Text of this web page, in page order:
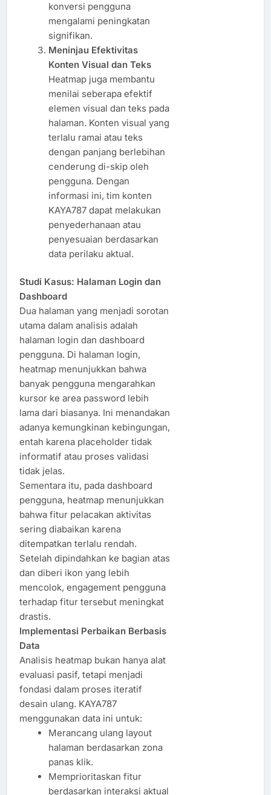
konversi pengguna
mengalami peningkatan
signifikan.
Meninjau Efektivitas
Konten Visual dan Teks
Heatmap juga membantu
menilai seberapa efektif
elemen visual dan teks pada
halaman. Konten visual yang
terlalu ramai atau teks
dengan panjang berlebihan
cenderung di-skip oleh
pengguna. Dengan
informasi ini, tim konten
KAYA787 dapat melakukan
penyederhanaan atau
penyesuaian berdasarkan
data perilaku aktual.
Studi Kasus: Halaman Login dan
Dashboard
Dua halaman yang menjadi sorotan
utama dalam analisis adalah
halaman login dan dashboard
pengguna. Di halaman login,
heatmap menunjukkan bahwa
banyak pengguna mengarahkan
kursor ke area password lebih
lama dari biasanya. Ini menandakan
adanya kemungkinan kebingungan,
entah karena placeholder tidak
informatif atau proses validasi
tidak jelas.
Sementara itu, pada dashboard
pengguna, heatmap menunjukkan
bahwa fitur pelacakan aktivitas
sering diabaikan karena
ditempatkan terlalu rendah.
Setelah dipindahkan ke bagian atas
dan diberi ikon yang lebih
mencolok, engagement pengguna
terhadap fitur tersebut meningkat
drastis.
Implementasi Perbaikan Berbasis
Data
Analisis heatmap bukan hanya alat
evaluasi pasif, tetapi menjadi
fondasi dalam proses iteratif
desain ulang. KAYA787
menggunakan data ini untuk:
Merancang ulang layout
halaman berdasarkan zona
panas klik.
Memprioritaskan fitur
berdasarkan interaksi aktual